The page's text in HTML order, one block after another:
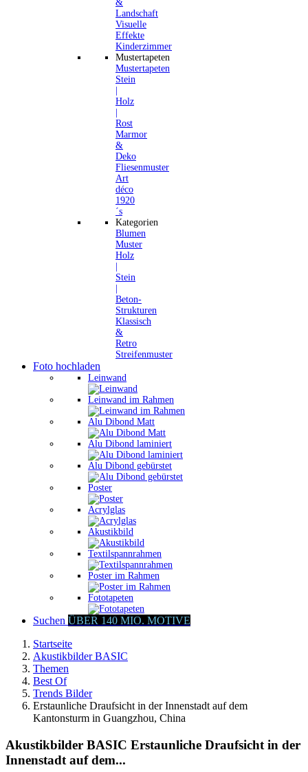
&
Landschaft
Visuelle
Effekte
Kinderzimmer
Mustertapeten
Mustertapeten
Stein
Holz
Rost
Marmor
&
Deko
Fliesenmuster
Art
déco
1920
´s
Kategorien
Blumen
Muster
Holz
Stein
Beton-
Strukturen
Klassisch
&
Retro
Streifenmuster
Foto hochladen
Leinwand
Leinwand im Rahmen
Alu Dibond Matt
Alu Dibond laminiert
Alu Dibond gebürstet
Poster
Acrylglas
Akustikbild
Textilspannrahmen
Poster im Rahmen
Fototapeten
Suchen ÜBER 140 MIO. MOTIVE
Startseite
Akustikbilder BASIC
Themen
Best Of
Trends Bilder
Erstaunliche Draufsicht in der Innenstadt auf dem
Kantonsturm in Guangzhou, China
Akustikbilder BASIC Erstaunliche Draufsicht in der
Innenstadt auf dem...